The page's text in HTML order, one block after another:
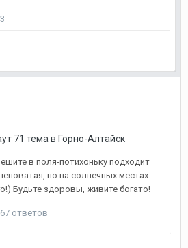
71 тема в Горно-Алтайск
в поля-потихоньку подходит
но на солнечных местах
Будьте здоровы, живите богато!
ответов